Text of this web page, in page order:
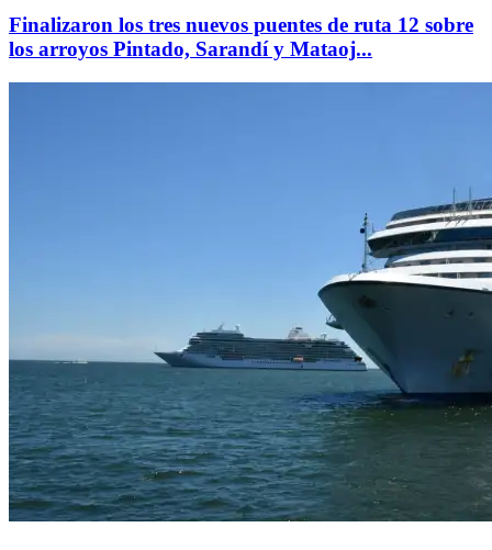
Finalizaron los tres nuevos puentes de ruta 12 sobre
los arroyos Pintado, Sarandí y Mataoj...